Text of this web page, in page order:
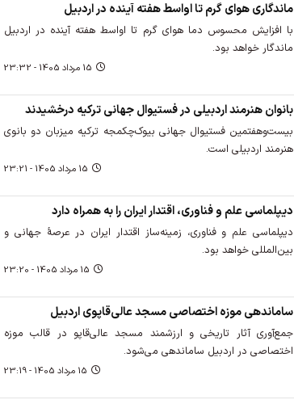
ماندگاری هوای گرم تا اواسط هفته آینده در اردبیل
با افزایش محسوس دما هوای گرم تا اواسط هفته آینده در اردبیل
ماندگار خواهد بود.
15 مرداد 1405 - 23:32
بانوان هنرمند اردبیلی در فستیوال جهانی ترکیه درخشیدند
بیست‌وهفتمین فستیوال جهانی بیوک‌چکمجه ترکیه میزبان دو بانوی
هنرمند اردبیلی است.
15 مرداد 1405 - 23:21
دیپلماسی علم و فناوری، اقتدار ایران را به همراه دارد
دیپلماسی علم و فناوری، زمینه‌ساز اقتدار ایران در عرصهٔ جهانی و
بین‌المللی خواهد بود.
15 مرداد 1405 - 23:20
ساماندهی موزه اختصاصی مسجد عالی‌قاپوی اردبیل
جمع‌آوری آثار تاریخی و ارزشمند مسجد عالی‌قاپو در قالب موزه
اختصاصی در اردبیل ساماندهی می‌شود.
15 مرداد 1405 - 23:19